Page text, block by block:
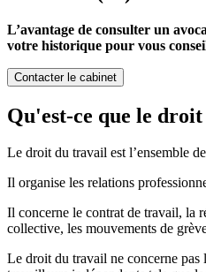
L’avantage de consulter un
votre historique pour vous
Contacter le cabinet
Qu'est-ce que le
Le droit du travail est l’ensemble
Il organise les relations
Il concerne le contrat de travail, la
collective, les mouvements de
Le droit du travail ne concerne pas